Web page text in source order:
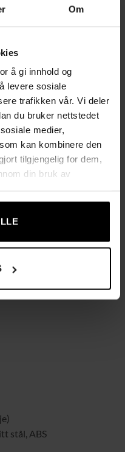
Om
å gi innhold og
levere sosiale
trafikken vår. Vi deler
du bruker nettstedet
medier,
kan kombinere den
tilgjengelig for dem,
din bruk av
stål, ABS